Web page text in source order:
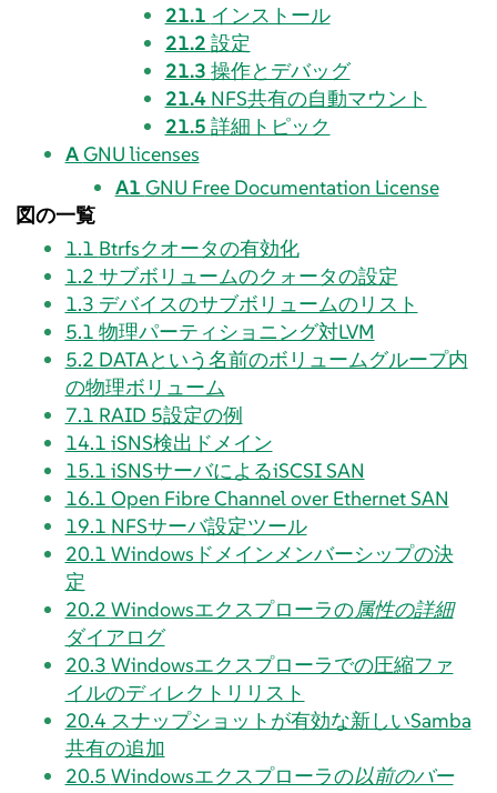
21.1 インストール
21.2 設定
21.3 操作とデバッグ
21.4 NFS共有の自動マウント
21.5 詳細トピック
AGNU licenses
A1 GNU Free Documentation License
図の一覧
1.1 Btrfsクオータの有効化
1.2 サブボリュームのクォータの設定
1.3 デバイスのサブボリュームのリスト
5.1 物理パーティショニング対LVM
5.2 DATAという名前のボリュームグループ内
の物理ボリューム
7.1 RAID 5設定の例
14.1 iSNS検出ドメイン
15.1 iSNSサーバによるiSCSI SAN
16.1 Open Fibre Channel over Ethernet SAN
19.1 NFSサーバ設定ツール
20.1 Windowsドメインメンバーシップの決
定
20.2 Windowsエクスプローラの属性の詳細
ダイアログ
20.3 Windowsエクスプローラでの圧縮ファ
イルのディレクトリリスト
20.4 スナップショットが有効な新しいSamba
共有の追加
20.5 Windowsエクスプローラの以前のバー